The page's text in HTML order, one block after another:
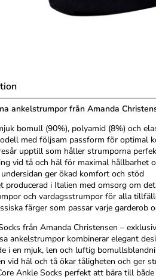
ankelstrumpor från Amanda
bomull (90%), polyamid (8%) och
med följsam passform för optimal
upptill som håller strumporna
vid tå och häl för maximal hållbarhet
ger ökad komfort och stöd
producerad i Italien med omsorg om
och vardagsstrumpor för alla
färger som passar varje garderob
från Amanda Christensen –
ankelstrumpor kombinerar elegant
i en mjuk, len och luftig
vid häl och tå ökar tåligheten och ger
Ankle Socks perfekt att bära till